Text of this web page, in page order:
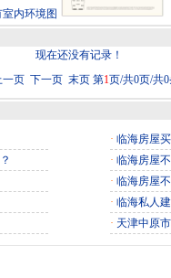
内环境图
现在还没有记录！
页 下一页 末页 第1页/共0页/共
· 临海房屋
· 临海房屋
· 临海房屋
· 临海私人
· 天津中原